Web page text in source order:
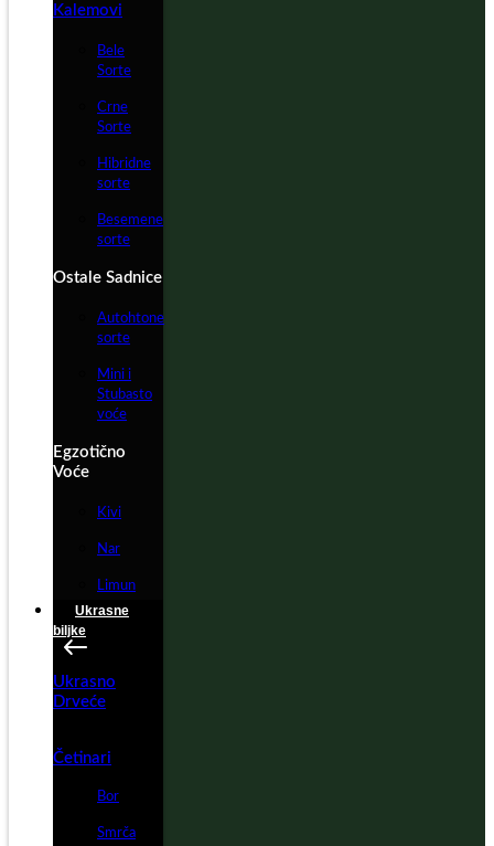
Kalemovi
Bele
Sorte
Crne
Sorte
Hibridne
sorte
Besemene
sorte
Ostale Sadnice
Autohtone
sorte
Mini i
Stubasto
voće
Egzotično
Voće
Kivi
Nar
Limun
Ukrasne
biljke
Ukrasno
Drveće
Četinari
Bor
Smrča